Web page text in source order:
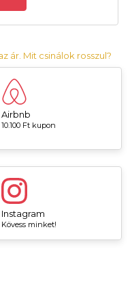
ár. Mit csinálok rosszul?
Airbnb
10.100 Ft kupon
Instagram
Kövess minket!